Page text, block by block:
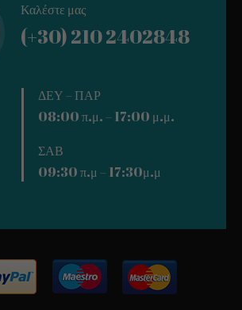
Καλέστε μας
(+30) 210 2402848
ΔΕΥ – ΠΑΡ
08:00 π.μ. – 17:00 μ.μ.
ΣΑΒ
09:30 π.μ – 17:30μ.μ